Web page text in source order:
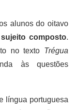
alunos do oitavo
sujeito composto.
no texto Trégua
às questões
língua portuguesa